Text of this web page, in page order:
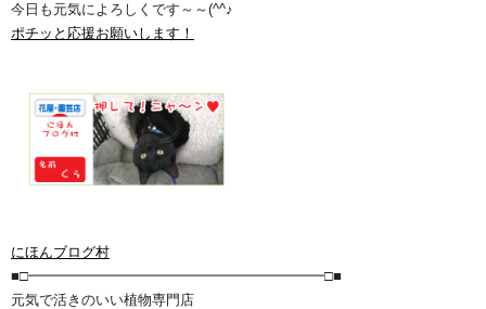
今日も元気によろしくです～～(^^♪
ポチッと応援お願いします！
にほんブログ村
■□━━━━━━━━━━━━━━━━━━━━━□■
元気で活きのいい植物専門店